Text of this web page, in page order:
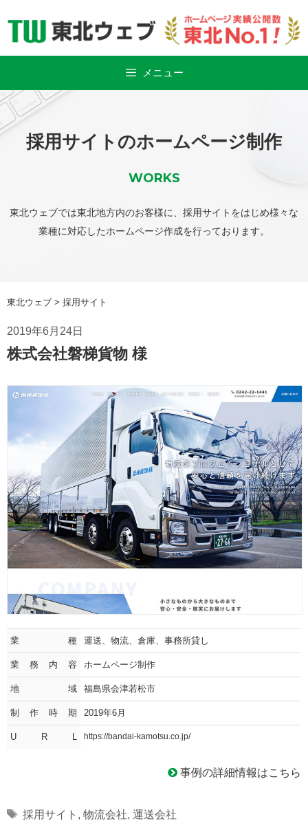
メニュー
採用サイトのホームページ制作
WORKS
東北ウェブでは東北地方内のお客様に、採用サイトをはじめ様々な
業種に対応したホームページ作成を行っております。
東北ウェブ > 採用サイト
2019年6月24日
株式会社磐梯貨物 様
業種 運送、物流、倉庫、事務所貸し
業務内容 ホームページ制作
地域 福島県会津若松市
制作時期 2019年6月
U R L https://bandai-kamotsu.co.jp/
事例の詳細情報はこちら
Tags
採用サイト , 物流会社, 運送会社